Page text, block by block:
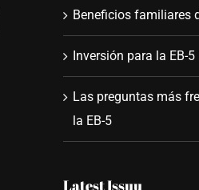
Beneficios familiares
Inversión para la EB-5
Las preguntas más
la EB-5
Latest Issuu